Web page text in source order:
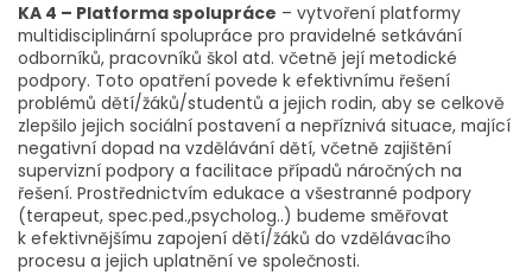
KA 4 – Platforma spolupráce – vytvoření platformy
multidisciplinární spolupráce pro pravidelné setkávání
odborníků, pracovníků škol atd. včetně její metodické
podpory. Toto opatření povede k efektivnímu řešení
problémů dětí/žáků/studentů a jejich rodin, aby se celkově
zlepšilo jejich sociální postavení a nepříznivá situace, mající
negativní dopad na vzdělávání dětí, včetně zajištění
supervizní podpory a facilitace případů náročných na
řešení. Prostřednictvím edukace a všestranné podpory
(terapeut, spec.ped.,psycholog..) budeme směřovat
k efektivnějšímu zapojení dětí/žáků do vzdělávacího
procesu a jejich uplatnění ve společnosti.